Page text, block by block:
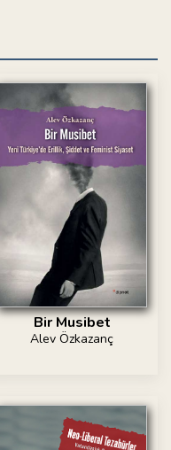
Bir Musibet
Alev Özkazanç